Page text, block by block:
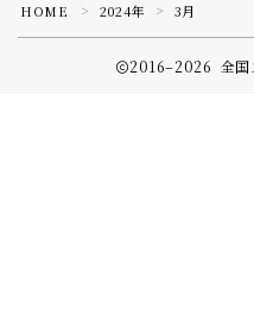
HOME ＞ 2024年 ＞ 3月
2016–2026 全国